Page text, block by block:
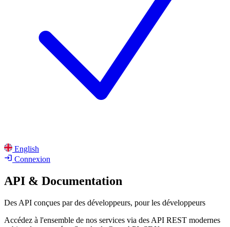
English
Connexion
API & Documentation
Des API conçues par des développeurs, pour les développeurs
Accédez à l'ensemble de nos services via des API REST modernes